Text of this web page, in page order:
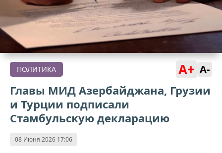
ПОЛИТИКА A+ A-
Главы МИД Азербайджана, Грузии
и Турции подписали
Стамбульскую декларацию
08 Июня 2026 17:06